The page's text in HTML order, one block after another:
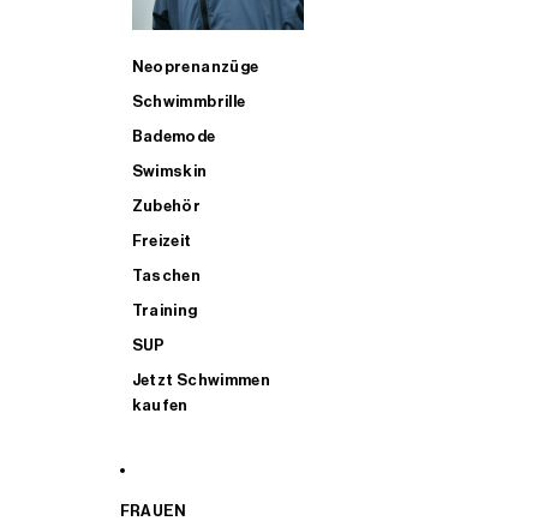
Neoprenanzüge
Schwimmbrille
Bademode
Swimskin
Zubehör
Freizeit
Taschen
Training
SUP
Jetzt Schwimmen
kaufen
FRAUEN